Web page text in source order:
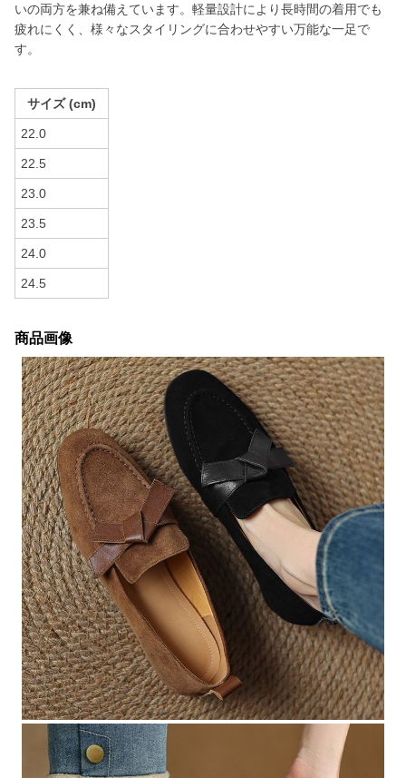
いの両方を兼ね備えています。軽量設計により長時間の着用でも
疲れにくく、様々なスタイリングに合わせやすい万能な一足で
す。
サイズ (cm)
22.0
22.5
23.0
23.5
24.0
24.5
商品画像